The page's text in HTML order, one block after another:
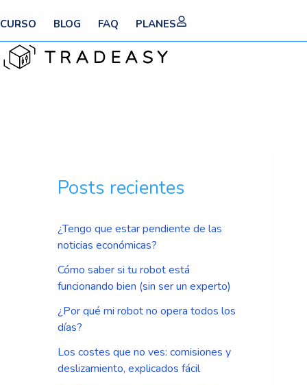
al
contenido
CURSO BLOG FAQ PLANES
Posts recientes
¿Tengo que estar pendiente de las
noticias económicas?
Cómo saber si tu robot está
funcionando bien (sin ser un experto)
¿Por qué mi robot no opera todos los
días?
Los costes que no ves: comisiones y
deslizamiento, explicados fácil